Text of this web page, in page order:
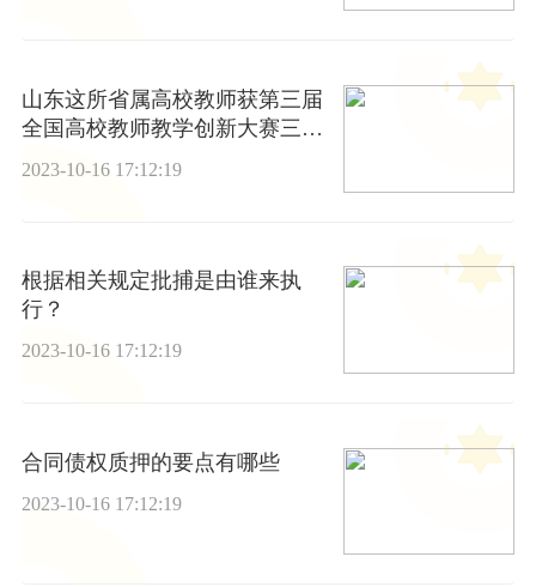
山东这所省属高校教师获第三届
全国高校教师教学创新大赛三等
奖
2023-10-16 17:12:19
根据相关规定批捕是由谁来执
行？
2023-10-16 17:12:19
合同债权质押的要点有哪些
2023-10-16 17:12:19